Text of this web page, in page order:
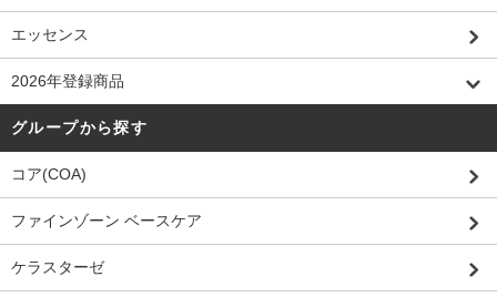
エッセンス
2026年登録商品
グループから探す
コア(COA)
ファインゾーン ベースケア
ケラスターゼ